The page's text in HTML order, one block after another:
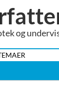
og